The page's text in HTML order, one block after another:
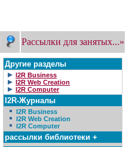
Рассылки для занятых...»
Другие разделы
I2R Business
I2R Web Creation
I2R Computer
I2R-Журналы
I2R Business
I2R Web Creation
I2R Computer
рассылки библиотеки +